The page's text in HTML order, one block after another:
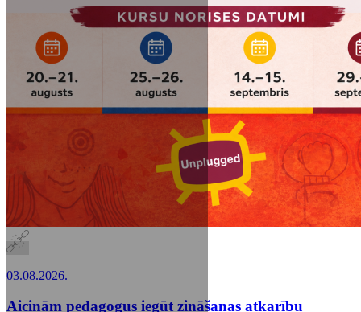
03.08.2026.
Aicinām pedagogus iegūt zināšanas atkarību